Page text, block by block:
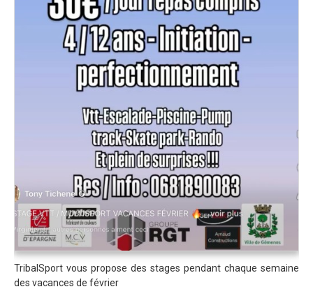
TribalSport vous propose des stages pendant chaque semaine
des vacances de février